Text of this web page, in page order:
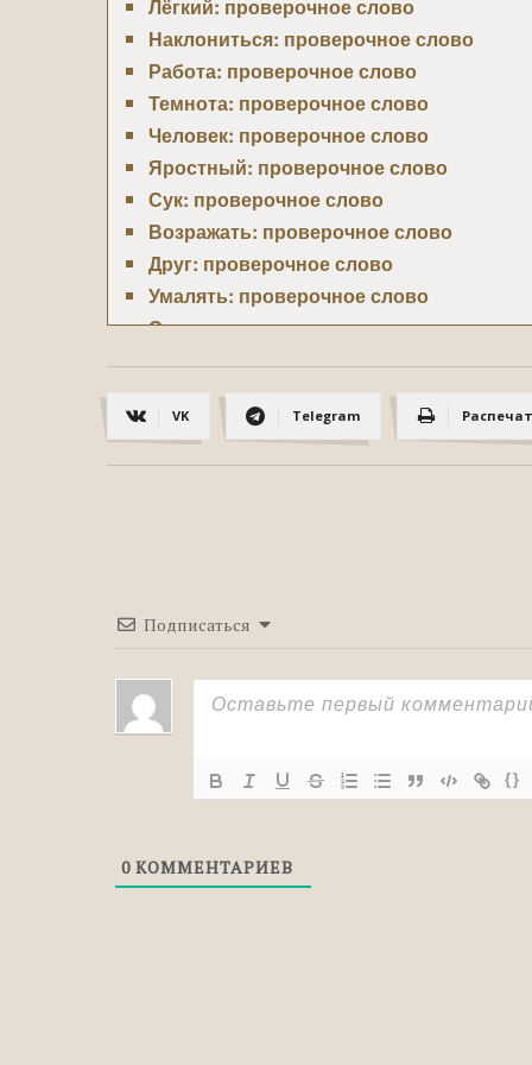
Лёгкий: проверочное слово
Наклониться: проверочное слово
Работа: проверочное слово
Темнота: проверочное слово
Человек: проверочное слово
Яростный: проверочное слово
Сук: проверочное слово
Возражать: проверочное слово
Друг: проверочное слово
Умалять: проверочное слово
Становится: проверочное слово
Винегрет: проверочное слово
Младший: проверочное слово
Загляденье: проверочное слово
VK Telegram
Подписаться
{}
0 КОММЕНТАРИЕВ